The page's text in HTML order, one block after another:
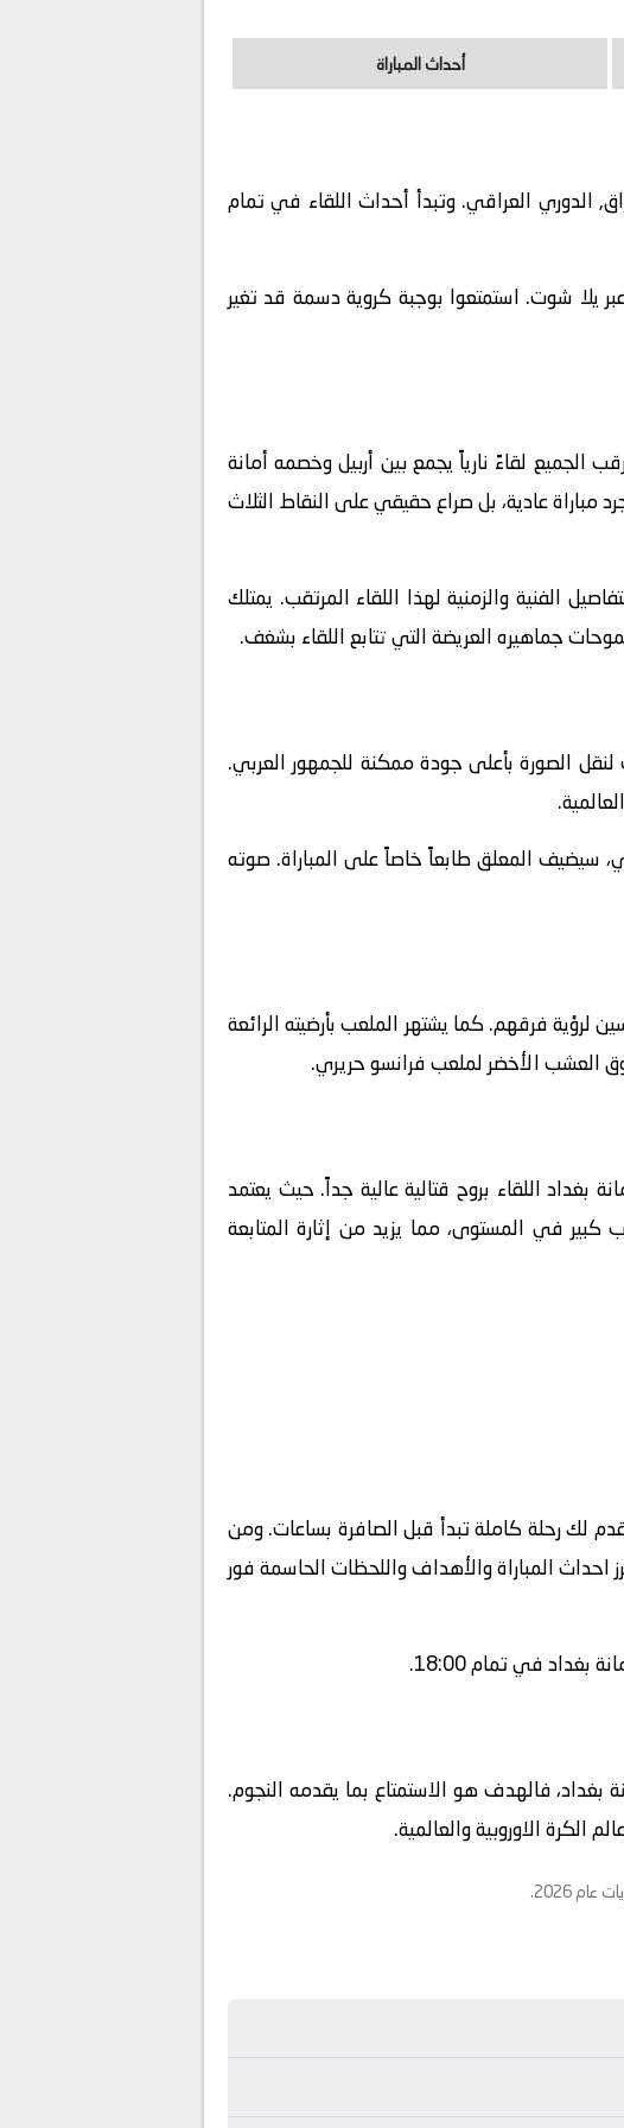
أحداث المباراة
العراق, الدوري العراقي. وتبدأ أحداث اللقاء في تمام
يلا شوت. استمتعوا بوجبة كروية دسمة قد تغير
الجميع لقاءً نارياً يجمع بين أربيلوخصمه أمانة
مباراة عادية، بل صراع حقيقي على النقاط الثلاث
الفنية والزمنية لهذا اللقاء المرتقب. يمتلك
جماهيره العريضة التي تتابع اللقاء بشغف.
الصورة بأعلى جودة ممكنة للجمهور العربي.
سيضيف المعلق طابعاً خاصاً على المباراة. صوته
فرقهم. كما يشتهر الملعب بأرضيته الرائعة
العشب الأخضر لملعب فرانسو حريري.
بغداداللقاء بروح قتالية عالية جداً. حيث يعتمد
كبير في المستوى، مما يزيد من إثارة المتابعة
لك رحلة كاملة تبدأ قبل الصافرة بساعات. ومن
احداث المباراة والأهداف واللحظات الحاسمة فور
في تمام 18:00.
بغداد، فالهدف هو الاستمتاع بما يقدمه النجوم.
الاوروبية والعالمية.
2026.